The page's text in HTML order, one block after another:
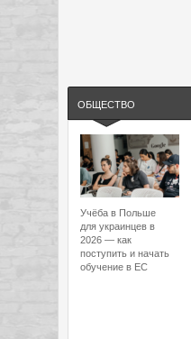
ОБЩЕСТВО
Учёба в Польше
для украинцев в
2026 — как
поступить и начать
обучение в ЕС